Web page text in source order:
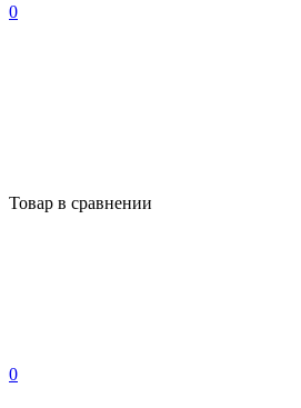
0
Товар в сравнении
0